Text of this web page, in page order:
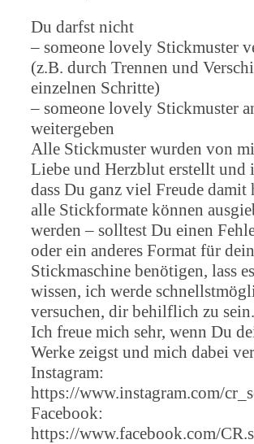
Du darfst nicht
– someone lovely Stickmuster
(z.B. durch Trennen und
einzelnen Schritte)
– someone lovely Stickmuster
weitergeben
Alle Stickmuster wurden von
Liebe und Herzblut erstellt und
dass Du ganz viel Freude damit
alle Stickformate können
werden – solltest Du einen
oder ein anderes Format für
Stickmaschine benötigen, lass
wissen, ich werde
versuchen, dir behilflich zu sein.
Ich freue mich sehr, wenn Du
Werke zeigst und mich dabei
Instagram:
https://www.instagram.com/
Facebook:
https://www.facebook.com/